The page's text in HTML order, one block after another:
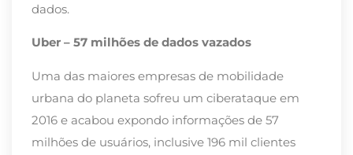
dados.
Uber – 57 milhões de dados vazados
Uma das maiores empresas de mobilidade
urbana do planeta sofreu um ciberataque em
2016 e acabou expondo informações de 57
milhões de usuários, inclusive 196 mil clientes